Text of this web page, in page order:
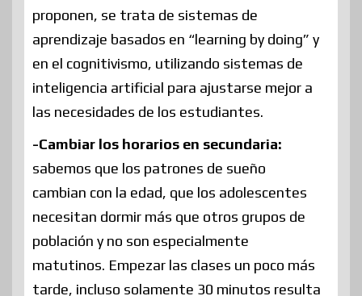
proponen, se trata de sistemas de
aprendizaje basados en “learning by doing” y
en el cognitivismo, utilizando sistemas de
inteligencia artificial para ajustarse mejor a
las necesidades de los estudiantes.
-Cambiar los horarios en secundaria:
sabemos que los patrones de sueño
cambian con la edad, que los adolescentes
necesitan dormir más que otros grupos de
población y no son especialmente
matutinos. Empezar las clases un poco más
tarde, incluso solamente 30 minutos resulta